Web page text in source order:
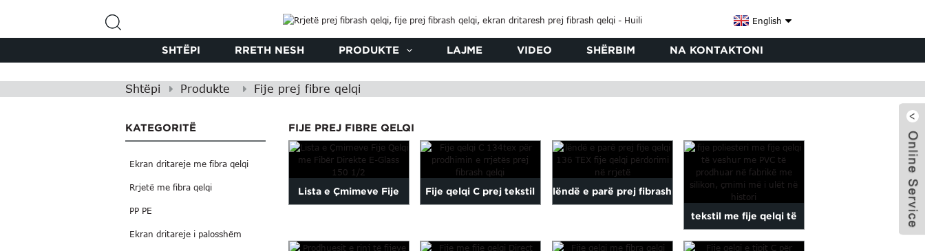
English
SHTËPI RRETH NESH PRODUKTE LAJME VIDEO SHËRBIM NA KONTAKTONI
Shtëpi Produkte Fije prej fibre qelqi
KATEGORITË
Ekran dritareje me fibra qelqi
Rrjetë me fibra qelqi
PP PE
Ekran dritareje i palosshëm
FIJE PREJ FIBRE QELQI
Lista e Çmimeve Fije
E-Glass 150 1/2
Fije qelqi C prej tekstil
prodhim...
lëndë e parë prej fibrash
tekstil me fije qelqi të
veshura me PVC të